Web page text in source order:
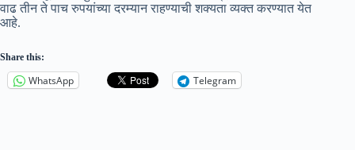
वाढ तीन ते पाच रुपयांच्या दरम्यान राहण्याची शक्यता व्यक्त करण्यात येत
आहे.
Share this:
WhatsApp Telegram